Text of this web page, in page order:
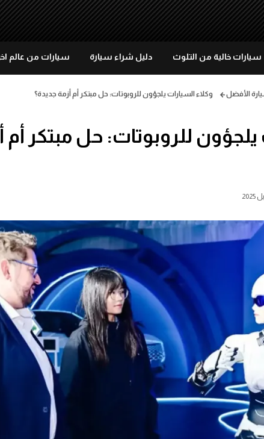
سيارات خالية من التلوث دليل شراء سيارة سيارات من عالم
الأفضل وكلاء السيارات يلجؤون للروبوتات: حل مبتكر أم أزمة جديدة؟
يلجؤون للروبوتات: حل مبتكر أم